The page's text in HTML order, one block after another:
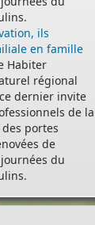
ils
en famille
Habiter
régional
dernier invite
de la
portes
de
du